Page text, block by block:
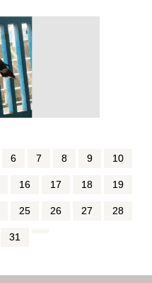
6 7 8 9 10
16 17 18 19
25 26 27 28
31